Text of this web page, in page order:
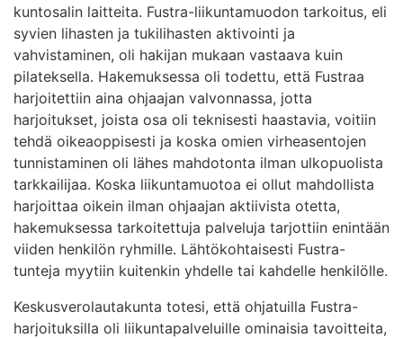
kuntosalin laitteita. Fustra-liikuntamuodon tarkoitus, eli
syvien lihasten ja tukilihasten aktivointi ja
vahvistaminen, oli hakijan mukaan vastaava kuin
pilateksella. Hakemuksessa oli todettu, että Fustraa
harjoitettiin aina ohjaajan valvonnassa, jotta
harjoitukset, joista osa oli teknisesti haastavia, voitiin
tehdä oikeaoppisesti ja koska omien virheasentojen
tunnistaminen oli lähes mahdotonta ilman ulkopuolista
tarkkailijaa. Koska liikuntamuotoa ei ollut mahdollista
harjoittaa oikein ilman ohjaajan aktiivista otetta,
hakemuksessa tarkoitettuja palveluja tarjottiin enintään
viiden henkilön ryhmille. Lähtökohtaisesti Fustra-
tunteja myytiin kuitenkin yhdelle tai kahdelle henkilölle.
Keskusverolautakunta totesi, että ohjatuilla Fustra-
harjoituksilla oli liikuntapalveluille ominaisia tavoitteita,